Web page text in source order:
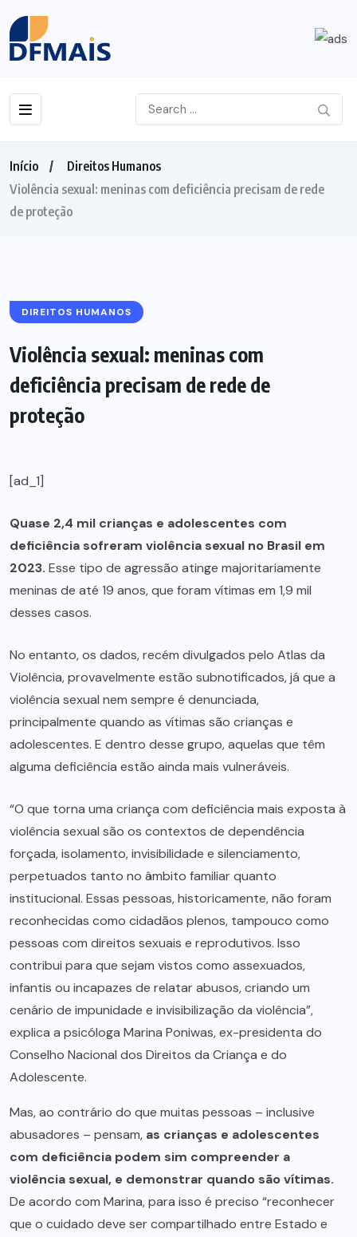
Início
Direitos Humanos
Violência sexual: meninas com deficiência precisam de rede
de proteção
DIREITOS HUMANOS
Violência sexual: meninas com
deficiência precisam de rede de
proteção
[ad_1]
Quase 2,4 mil crianças e adolescentes com
deficiência sofreram violência sexual no Brasil em
2023. Esse tipo de agressão atinge majoritariamente
meninas de até 19 anos, que foram vítimas em 1,9 mil
desses casos.
No entanto, os dados, recém divulgados pelo Atlas da
Violência, provavelmente estão subnotificados, já que a
violência sexual nem sempre é denunciada,
principalmente quando as vítimas são crianças e
adolescentes. E dentro desse grupo, aquelas que têm
alguma deficiência estão ainda mais vulneráveis.
“O que torna uma criança com deficiência mais exposta à
violência sexual são os contextos de dependência
forçada, isolamento, invisibilidade e silenciamento,
perpetuados tanto no âmbito familiar quanto
institucional. Essas pessoas, historicamente, não foram
reconhecidas como cidadãos plenos, tampouco como
pessoas com direitos sexuais e reprodutivos. Isso
contribui para que sejam vistos como assexuados,
infantis ou incapazes de relatar abusos, criando um
cenário de impunidade e invisibilização da violência”,
explica a psicóloga Marina Poniwas, ex-presidenta do
Conselho Nacional dos Direitos da Criança e do
Adolescente.
Mas, ao contrário do que muitas pessoas – inclusive
abusadores – pensam, as crianças e adolescentes
com deficiência podem sim compreender a
violência sexual, e demonstrar quando são vítimas.
De acordo com Marina, para isso é preciso “reconhecer
que o cuidado deve ser compartilhado entre Estado e